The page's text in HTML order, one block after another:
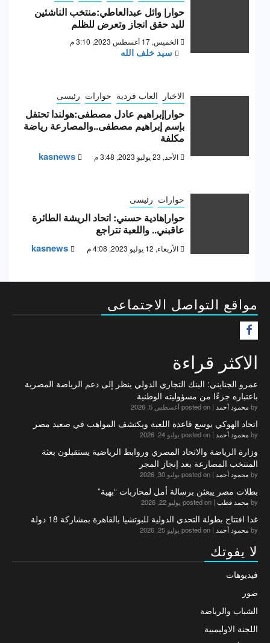
حوار| وائل عبدالعاطي:منتخب الناشئين
لليد حقق انجاز وتعرض للظلم
الخميس, 17 أغسطس 2023, 3:10 م
سيد خلف الله
الاخبار العاب فردية حوارات رئيسى
حوار|إبراهيم عادل مصطفى:هولندا تحتفل
بإسم إبراهيم مصطفى..والمصارعة رياضة
مكلفة
الأحد, 23 يوليو 2023, 3:48 م kasnews
حوارات رئيسى
حوار|هادية حسني: اتحاد الريشة الطائرة
عاقبني.. واللعبة تتراجع
الأربعاء, 12 يوليو 2023, 4:08 م kasnews
مواقع التواصل الاجتماعى
الاكثر قراءة
عمرو الجنايني: البنك التجاري الدولي ينظر إلى دعم الرياضة المصرية
باعتباره جزءًا من مسؤوليته الوطنية
by محمود أحمد | posted on أغسطس 5, 2026
اتحاد الهوكي يوسع قاعدة اللعبة ويكتشف المواهب في صعيد مصر
by محمود أحمد | posted on يوليو 24, 2026
وزارة الرياضة والاتحاد المصري وروابط الرياضية يستقبلون بعثة
المنتخب المصارعة بعد إنجاز المجر
by محمود أحمد | posted on يوليو 30, 2026
بطلات مصر يبعثن برسالة أمل لمحاربات “بهية”
by محمد قطب | posted on يوليو 22, 2026
غدا افتتاح بطولة التحدي الدولية للبوتشيا بالقاهرة بمشاركة 18 دولة
by محمود أحمد | posted on يوليو 25, 2026
لا يفوتك
فيديوهات
صور
الشباب والرياضة
اللجنة الاوليمبية